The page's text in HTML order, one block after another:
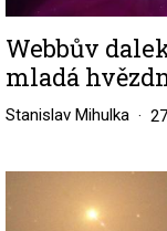
Webbův
mladá
Stanislav Mihulka